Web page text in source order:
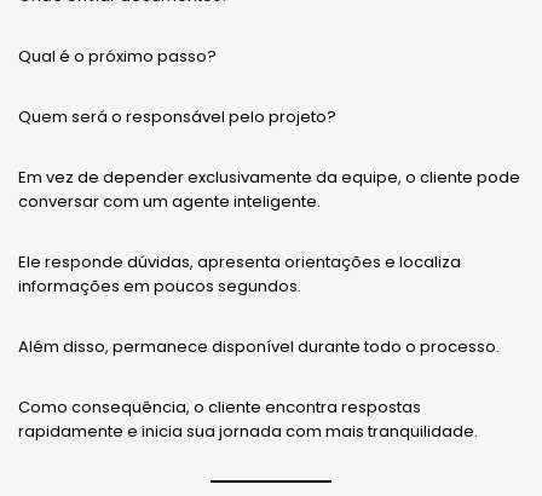
Qual é o próximo passo?
Quem será o responsável pelo projeto?
Em vez de depender exclusivamente da equipe, o cliente pode
conversar com um agente inteligente.
Ele responde dúvidas, apresenta orientações e localiza
informações em poucos segundos.
Além disso, permanece disponível durante todo o processo.
Como consequência, o cliente encontra respostas
rapidamente e inicia sua jornada com mais tranquilidade.